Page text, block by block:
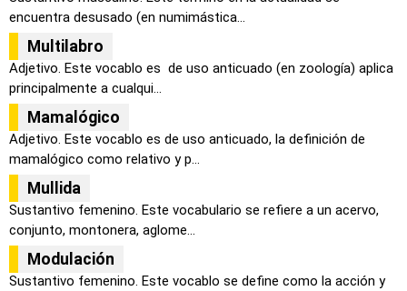
encuentra desusado (en numimástica...
Multilabro
Adjetivo. Este vocablo es de uso anticuado (en zoología) aplica
principalmente a cualqui...
Mamalógico
Adjetivo. Este vocablo es de uso anticuado, la definición de
mamalógico como relativo y p...
Mullida
Sustantivo femenino. Este vocabulario se refiere a un acervo,
conjunto, montonera, aglome...
Modulación
Sustantivo femenino. Este vocablo se define como la acción y